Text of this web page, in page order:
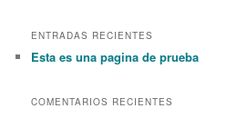
r
h
ENTRADAS RECIENTES
Esta es una pagina de prueba
COMENTARIOS RECIENTES